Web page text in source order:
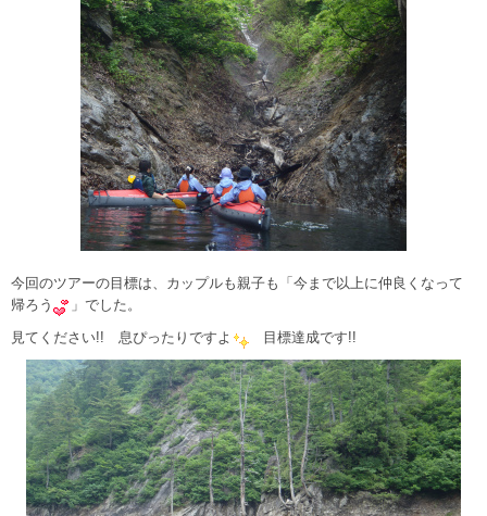
今回のツアーの目標は、カップルも親子も「今まで以上に仲良くなって
帰ろう
」でした。
見てください!! 息ぴったりですよ 目標達成です!!